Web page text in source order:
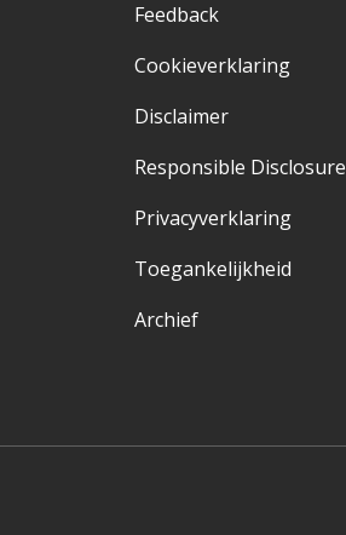
Feedback
Cookieverklaring
Disclaimer
Responsible Disclosure
Privacyverklaring
Toegankelijkheid
Archief